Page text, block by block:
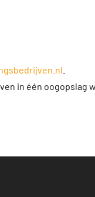
in één oogopslag